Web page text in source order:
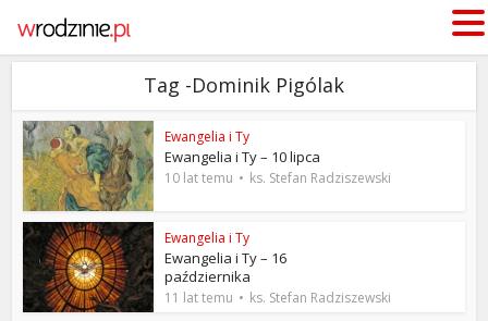
Tag -Dominik Pigólak
Ewangelia i Ty
Ewangelia i Ty – 10 lipca
10 lat temu ks. Stefan Radziszewski
Ewangelia i Ty
Ewangelia i Ty – 16
października
11 lat temu ks. Stefan Radziszewski